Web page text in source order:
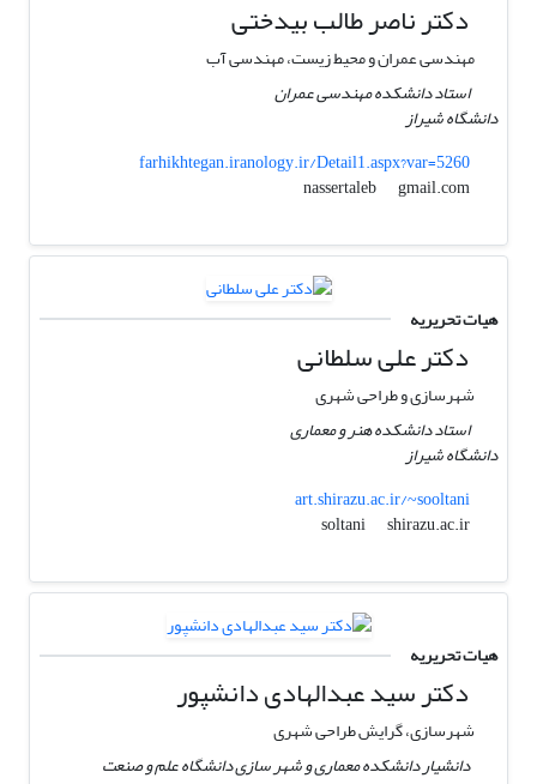
دکتر ناصر طالب بیدختی
مهندسی عمران و محیط زیست، مهندسی آب
استاد دانشکده مهندسی عمران
دانشگاه شیراز
farhikhtegan.iranology.ir/Detail1.aspx?var=5260
nassertaleb
gmail.com
هیات تحریریه
دکتر علی سلطانی
شهرسازی و طراحی شهری
استاد دانشکده هنر و معماری
دانشگاه شیراز
art.shirazu.ac.ir/~sooltani
soltani
shirazu.ac.ir
هیات تحریریه
دکتر سید عبدالهادی دانشپور
شهرسازی، گرایش طراحی شهری
دانشیار دانشکده معماری و شهر سازی دانشگاه علم و صنعت